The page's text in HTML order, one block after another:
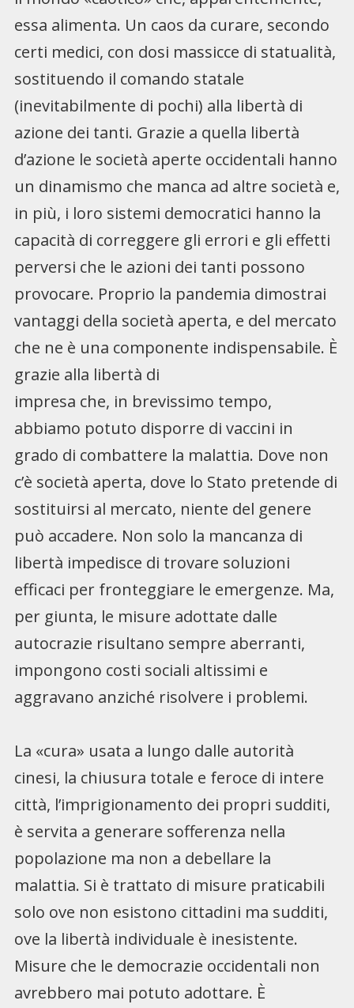
essa alimenta. Un caos da curare, secondo
certi medici, con dosi massicce di statualità,
sostituendo il comando statale
(inevitabilmente di pochi) alla libertà di
azione dei tanti. Grazie a quella libertà
d’azione le società aperte occidentali hanno
un dinamismo che manca ad altre società e,
in più, i loro sistemi democratici hanno la
capacità di correggere gli errori e gli effetti
perversi che le azioni dei tanti possono
provocare. Proprio la pandemia dimostrai
vantaggi della società aperta, e del mercato
che ne è una componente indispensabile. È
grazie alla libertà di
impresa che, in brevissimo tempo,
abbiamo potuto disporre di vaccini in
grado di combattere la malattia. Dove non
c’è società aperta, dove lo Stato pretende di
sostituirsi al mercato, niente del genere
può accadere. Non solo la mancanza di
libertà impedisce di trovare soluzioni
efficaci per fronteggiare le emergenze. Ma,
per giunta, le misure adottate dalle
autocrazie risultano sempre aberranti,
impongono costi sociali altissimi e
aggravano anziché risolvere i problemi.
La «cura» usata a lungo dalle autorità
cinesi, la chiusura totale e feroce di intere
città, l’imprigionamento dei propri sudditi,
è servita a generare sofferenza nella
popolazione ma non a debellare la
malattia. Si è trattato di misure praticabili
solo ove non esistono cittadini ma sudditi,
ove la libertà individuale è inesistente.
Misure che le democrazie occidentali non
avrebbero mai potuto adottare. È